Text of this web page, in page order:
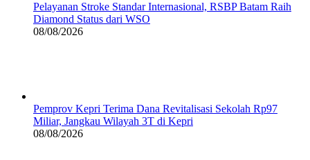
Pelayanan Stroke Standar Internasional, RSBP Batam Raih
Diamond Status dari WSO
08/08/2026
Pemprov Kepri Terima Dana Revitalisasi Sekolah Rp97
Miliar, Jangkau Wilayah 3T di Kepri
08/08/2026